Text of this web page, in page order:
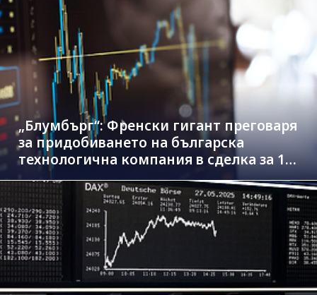
„Блумбърг“: Френски гигант преговаря
за придобиването на българска
технологична компания в сделка за 1.3
млрд. евро